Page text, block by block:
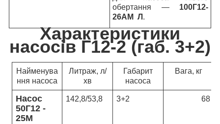
обертання — 100Г12-
26АМ Л .
Характеристики
насосів Г12-2 (габ. 3+2)
Найменува
ння насоса
Литраж, л/
хв
Габарит
насоса
Вага, кг
Насос
50Г12 -
25М
142,8/53,8 3+2 68